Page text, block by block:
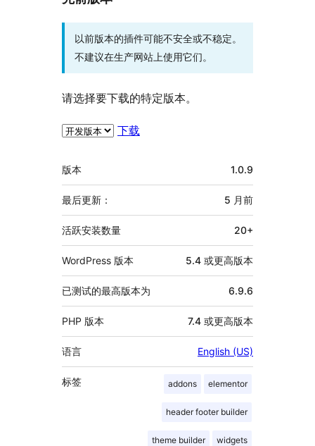
以前版本的插件可能不安全或不稳定。
不建议在生产网站上使用它们。
请选择要下载的特定版本。
下载
额
外
信
息
版本 1.0.9
最后更新： 5 月前
活跃安装数量 20+
WordPress 版本 5.4 或更高版本
已测试的最高版本为 6.9.6
PHP 版本 7.4 或更高版本
语言 English (US)
标签 addons elementor
header footer builder
theme builder widgets